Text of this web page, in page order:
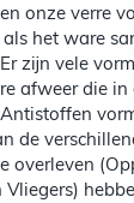
onze verre
het ware
zijn vele
afweer die in
de
overleven
Vliegers)